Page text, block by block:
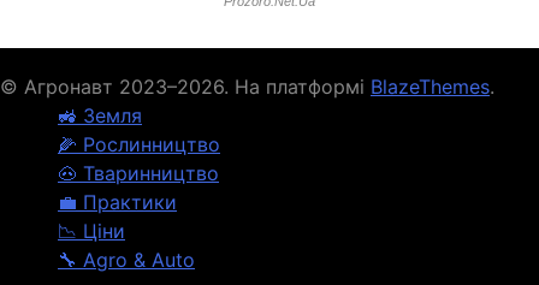
© Агронавт 2023–2026. На платформі BlazeThemes.
🚜 Земля
🌽 Рослинництво
🐽 Тваринництво
💼 Практики
📉 Ціни
🔧 Agro & Auto